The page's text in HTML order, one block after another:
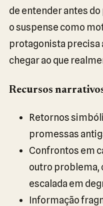
de entender antes
o suspense como
protagonista precisa
chegar ao que
Recursos
Retornos
promessas
Confrontos em
outro problema,
escalada em
Informação